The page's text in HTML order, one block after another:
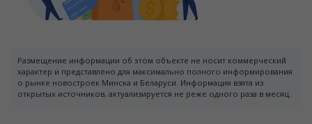
Размещение информации об этом объекте не носит коммерческий
характер и представлено для максимально полного информирования
о рынке новостроек Минска и Беларуси. Информация взята из
открытых источников, актуализируется не реже одного раза в месяц.